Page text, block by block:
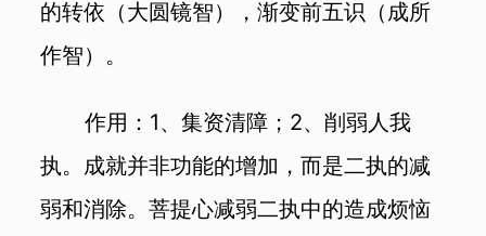
的转依（大圆镜智），渐变前五识（成所
作智）。
作用：1、集资清障；2、削弱人我
执。成就并非功能的增加，而是二执的减
弱和消除。菩提心减弱二执中的造成烦恼